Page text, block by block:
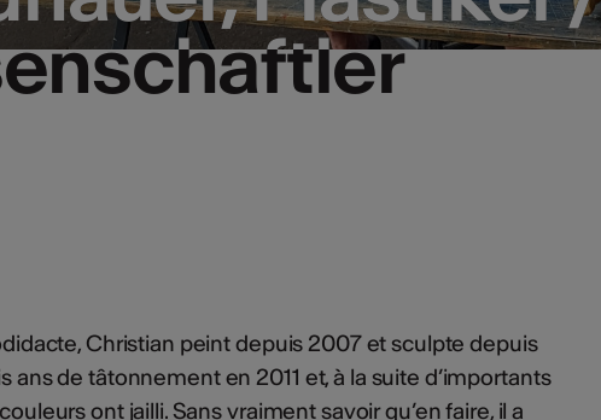
Christian peint depuis 2007 et sculpte depuis
ans de tâtonnement en 2011 et, à la suite d’importants
ont jailli. Sans vraiment savoir qu’en faire, il a